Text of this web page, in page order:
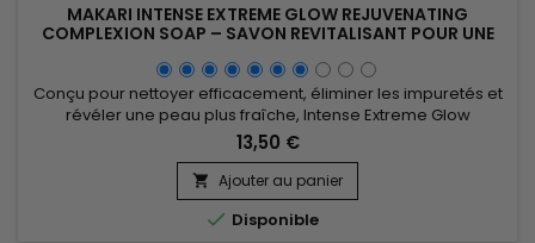
MAKARI INTENSE EXTREME GLOW REJUVENATING
COMPLEXION SOAP – SAVON REVITALISANT POUR UNE
Conçu pour nettoyer efficacement, éliminer les impuretés et
révéler une peau plus fraîche, Intense Extreme Glow
Rejuvenating Complexion Soap est un savon revitalisant et
illuminateur idéal pour un usage quotidien. Sa formule
associe le beurre de karité, l’extrait de noyau d’abricot
(Prunus Armeniaca), les vitamines C et E ainsi que l’extrait
de...
13,50 €
 Ajouter au panier
 Disponible